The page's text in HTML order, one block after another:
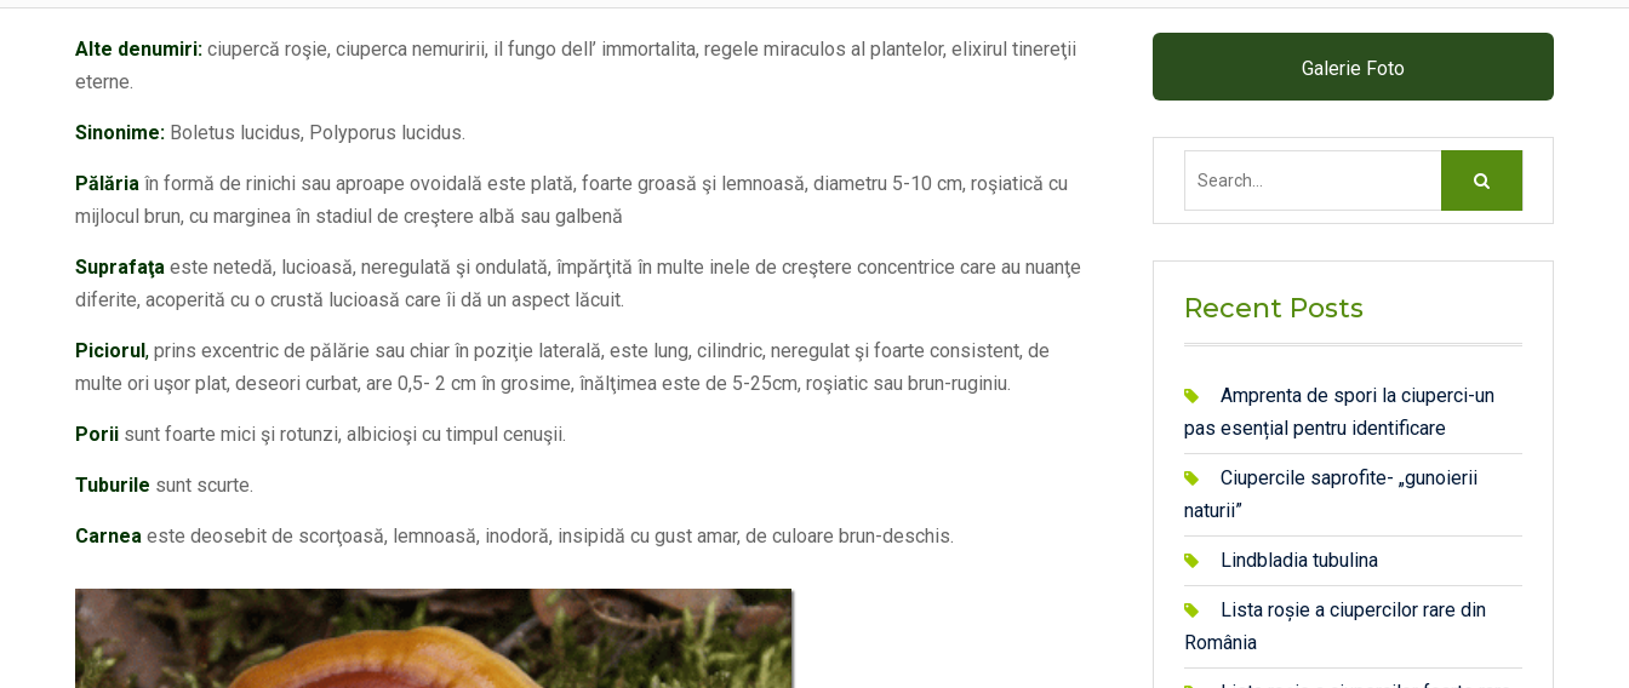
Alte denumiri: ciupercă roşie, ciuperca nemuririi, il fungo dell’ immortalita, regele miraculos al plantelor, elixirul tinereţii
eterne.
Sinonime: Boletus lucidus, Polyporus lucidus.
Pălăria în formă de rinichi sau aproape ovoidală este plată, foarte groasă şi lemnoasă, diametru 5-10 cm, roşiatică cu
mijlocul brun, cu marginea în stadiul de creştere albă sau galbenă
Suprafaţa este netedă, lucioasă, neregulată şi ondulată, împărţită în multe inele de creştere concentrice care au nuanţe
diferite, acoperită cu o crustă lucioasă care îi dă un aspect lăcuit.
Piciorul, prins excentric de pălărie sau chiar în poziţie laterală, este lung, cilindric, neregulat şi foarte consistent, de
multe ori uşor plat, deseori curbat, are 0,5- 2 cm în grosime, înălţimea este de 5-25cm, roşiatic sau brun-ruginiu.
Porii sunt foarte mici şi rotunzi, albicioşi cu timpul cenuşii.
Tuburile sunt scurte.
Carnea este deosebit de scorţoasă, lemnoasă, inodoră, insipidă cu gust amar, de culoare brun-deschis.
Galerie Foto
Recent Posts
Amprenta de spori la ciuperci-un
pas esențial pentru identificare
Ciupercile saprofite- „gunoierii
naturii”
Lindbladia tubulina
Lista roșie a ciupercilor rare din
România